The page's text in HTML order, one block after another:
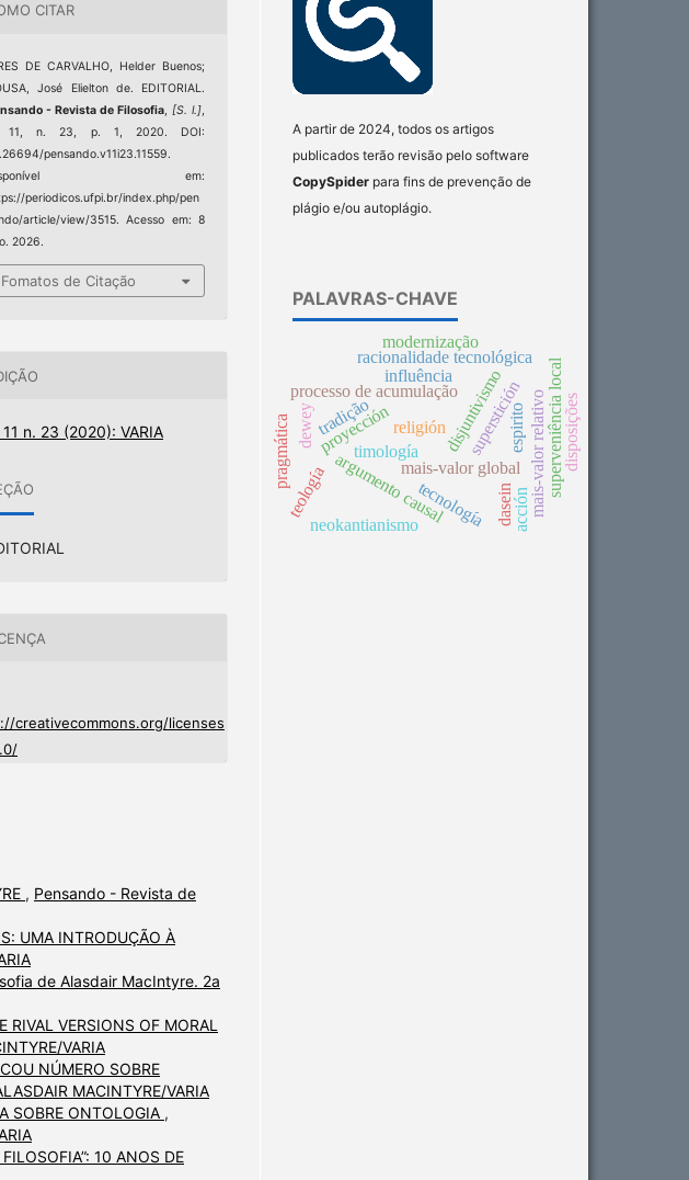
CITAR
DE CARVALHO, Helder Buenos;
José Elielton de. EDITORIAL.
- Revista de Filosofia, [S. l.],
11, n. 23, p. 1, 2020. DOI:
pensando.v11i23.11559.
em:
periodicos.ufpi.br/index.php/pen
article/view/3515. Acesso em: 8
2026.
Fomatos de Citação
n. 23 (2020): VARIA
creativecommons.org/licenses
, Pensando - Revista de
UMA INTRODUÇÃO À
de Alasdair MacIntyre. 2a
RIVAL VERSIONS OF MORAL
VARIA
NÚMERO SOBRE
MACINTYRE/VARIA
SOBRE ONTOLOGIA ,
10 ANOS DE
A partir de 2024, todos os artigos
publicados terão revisão pelo software
CopySpider para fins de prevenção de
plágio e/ou autoplágio.
PALAVRAS-CHAVE
argumento causal
superstición
proyección
processo de acumulação
mais-valor global mais-valor relativosuperveniência local
disjuntivismo
religión
racionalidade tecnológica
tecnología
dewey
teología
espirito
influência
neokantianismo dasein
modernização
tradição
pragmática disposições
timología
acción